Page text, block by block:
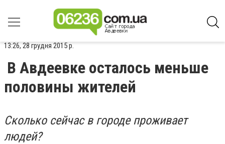
13:26, 28 грудня 2015 р.
В Авдеевке осталось меньше
половины жителей
Сколько сейчас в городе проживает
людей?